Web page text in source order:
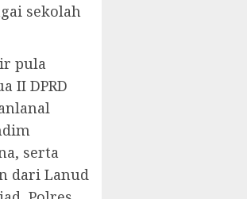
sekolah
pula
II DPRD
serta
dari Lanud